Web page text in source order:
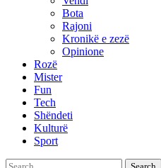
Bota
Rajoni
Kronikë e zezë
Opinione
Rozë
Mister
Fun
Tech
Shëndeti
Kulturë
Sport
Search